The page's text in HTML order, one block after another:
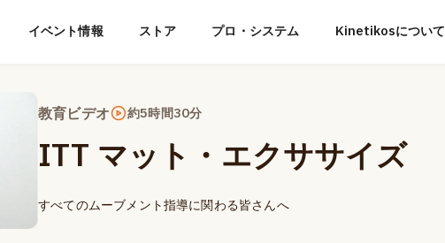
イベント情報 ストア プロ・システム Kinetikosについて
教育ビデオ 約5時間30分
ITT マット・エクササイズ
すべてのムーブメント指導に関わる皆さんへ